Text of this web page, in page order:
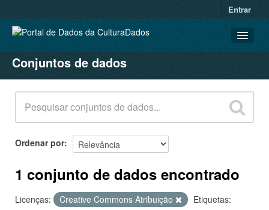
Entrar
CONJUNTOS DE DADOS
ORGANIZAÇÕES
GRUPOS
SOBRE
Conjuntos de dados
Ordenar por
1 conjunto de dados encontrado
Licenças: Creative Commons Atribuição
Etiquetas: